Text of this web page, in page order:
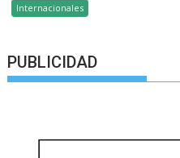
Internacionales
PUBLICIDAD